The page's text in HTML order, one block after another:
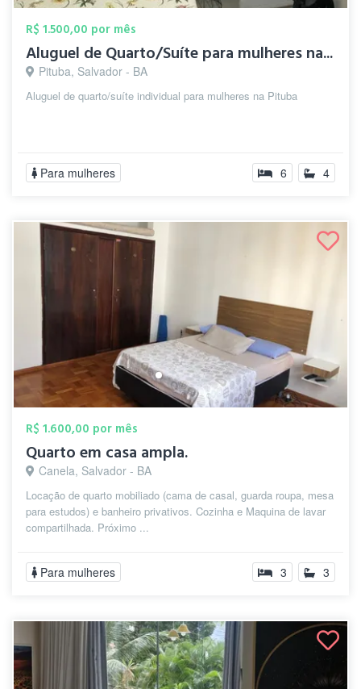
R$ 1.500,00 por mês
Aluguel de Quarto/Suíte para mulheres na...
Pituba, Salvador - BA
Aluguel de quarto/suíte individual para mulheres na Pituba
Para mulheres 6 4
R$ 1.600,00 por mês
Quarto em casa ampla.
Canela, Salvador - BA
Locação de quarto mobiliado (cama de casal, guarda roupa, mesa
para estudos) e banheiro privativos. Cozinha e Maquina de lavar
compartilhada. Próximo ...
Para mulheres 3 3